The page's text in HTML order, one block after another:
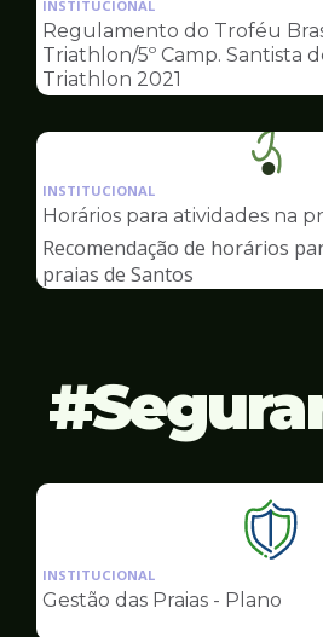
de
INSTITUCIONAL
Regulamento do Troféu
Triathlon/5º Camp. Santista
Triathlon 2021
da
INSTITUCIONAL
Horários para atividades na
Recomendação de horários
praias de Santos
da
pagina
INSTITUCIONAL
Gestão das Praias - Plano